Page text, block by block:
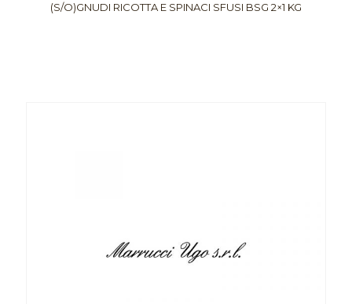
(S/O)GNUDI RICOTTA E SPINACI SFUSI BSG 2×1 KG